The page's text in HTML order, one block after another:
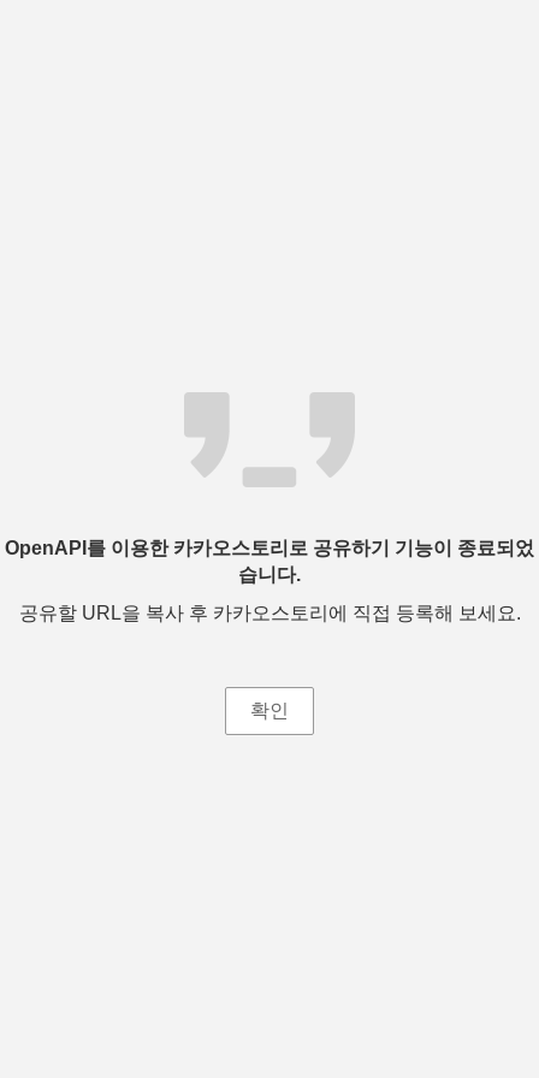
OpenAPI를 이용한 카카오스토리로 공유하기 기능이 종료되었
습니다.
공유할 URL을 복사 후 카카오스토리에 직접 등록해 보세요.
확인